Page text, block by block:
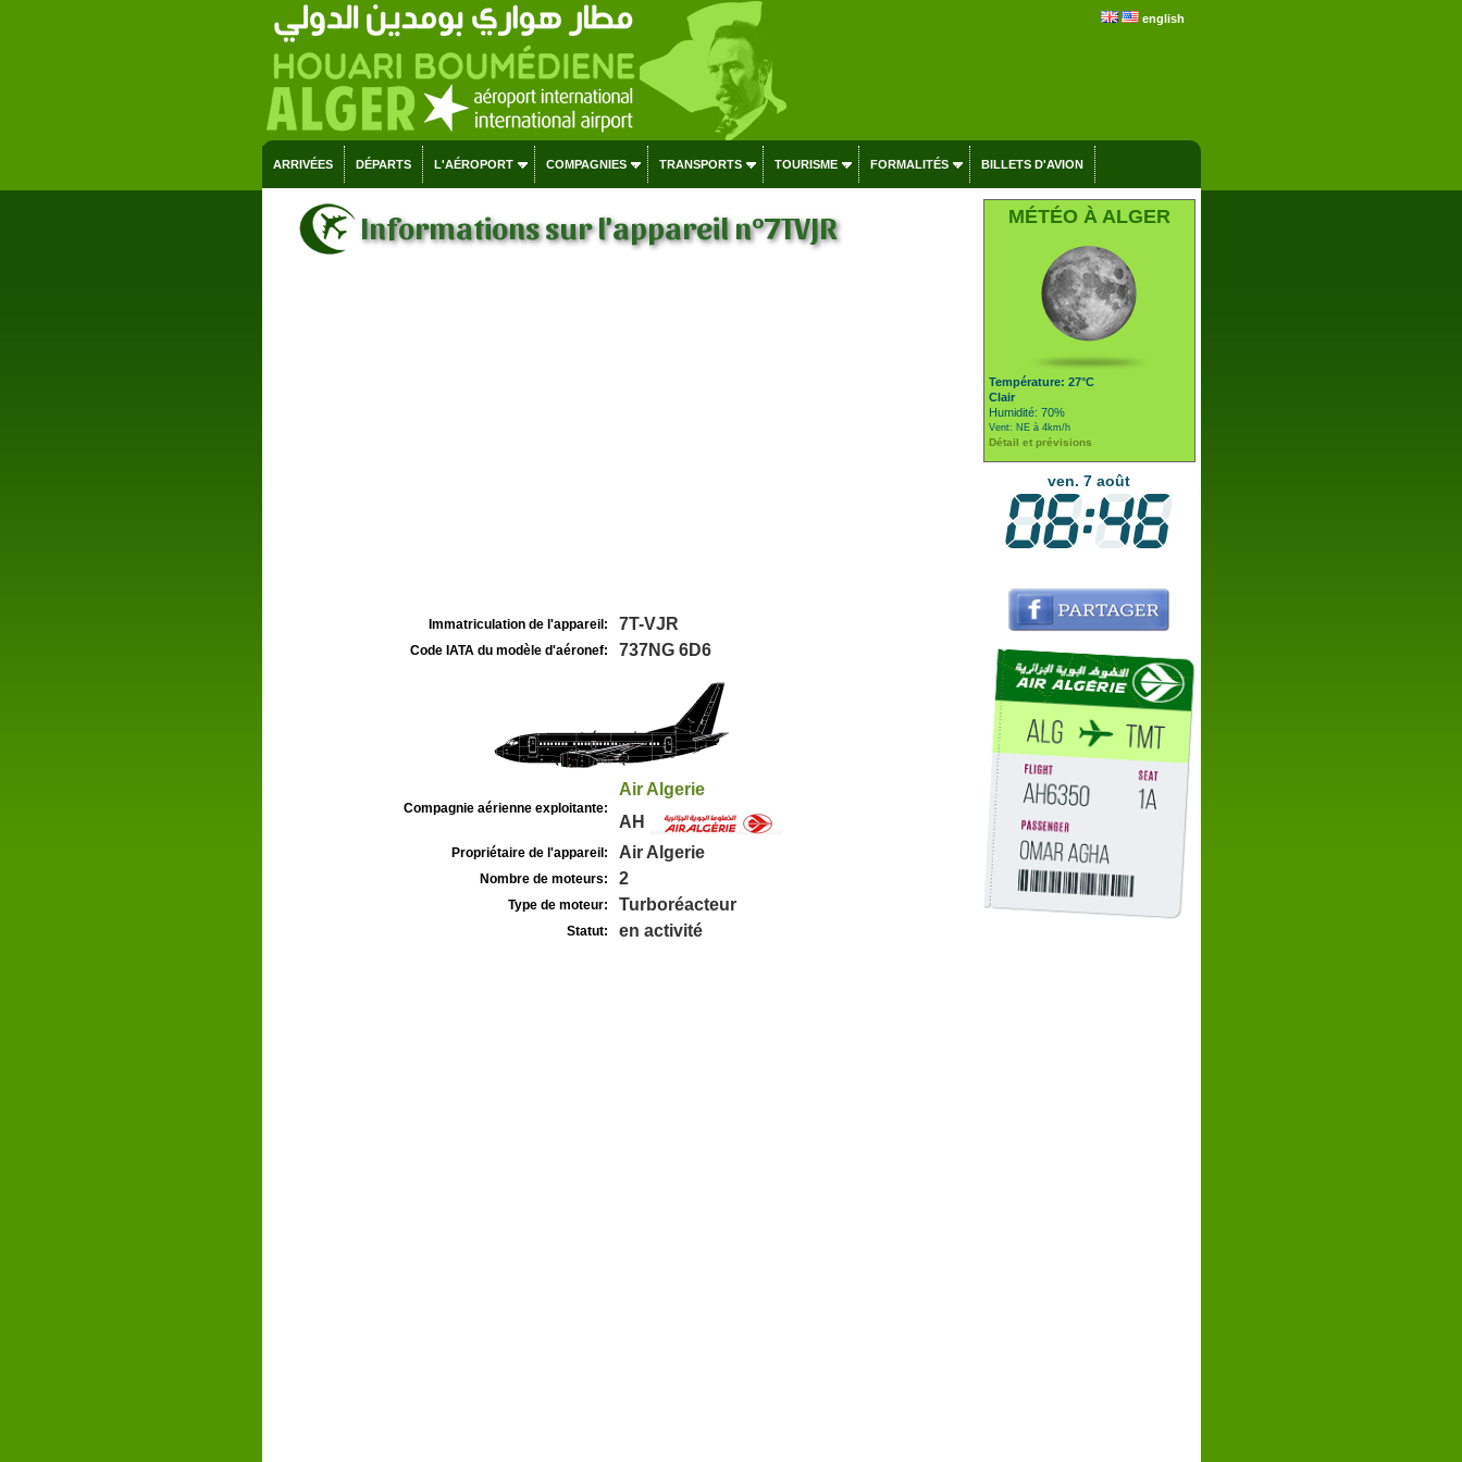
english
ARRIVÉES DÉPARTS L'AÉROPORT COMPAGNIES TRANSPORTS TOURISME FORMALITÉS BILLETS D'AVION
Informations sur l'appareil n°7TVJR
Immatriculation de l'appareil: 7T-VJR
Code IATA du modèle d'aéronef: 737NG 6D6
Compagnie aérienne exploitante:
Air Algerie
AH
Propriétaire de l'appareil: Air Algerie
Nombre de moteurs: 2
Type de moteur: Turboréacteur
Statut: en activité
MÉTÉO À ALGER
Température: 27°C
Clair
Humidité: 70%
Vent: NE à 4km/h
Détail et prévisions
ven. 7 août